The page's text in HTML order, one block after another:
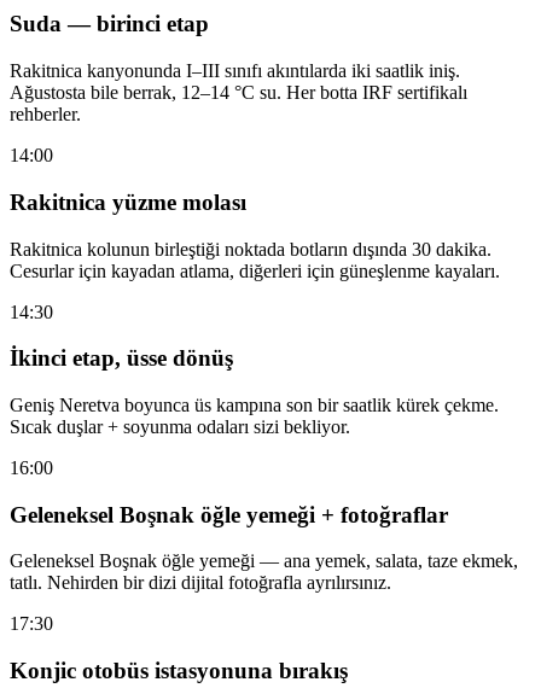
Suda — birinci etap
Rakitnica kanyonunda I–III sınıfı akıntılarda iki saatlik iniş.
Ağustosta bile berrak, 12–14 °C su. Her botta IRF sertifikalı
rehberler.
14:00
Rakitnica yüzme molası
Rakitnica kolunun birleştiği noktada botların dışında 30 dakika.
Cesurlar için kayadan atlama, diğerleri için güneşlenme kayaları.
14:30
İkinci etap, üsse dönüş
Geniş Neretva boyunca üs kampına son bir saatlik kürek çekme.
Sıcak duşlar + soyunma odaları sizi bekliyor.
16:00
Geleneksel Boşnak öğle yemeği + fotoğraflar
Geleneksel Boşnak öğle yemeği — ana yemek, salata, taze ekmek,
tatlı. Nehirden bir dizi dijital fotoğrafla ayrılırsınız.
17:30
Konjic otobüs istasyonuna bırakış